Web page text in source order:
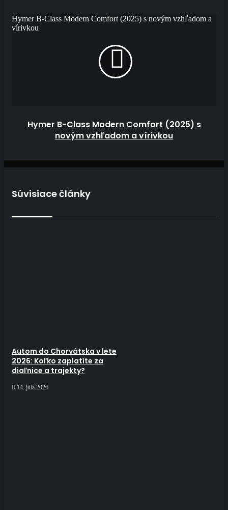
Hymer B-Class Modern Comfort (2025) s novým vzhľadom a
vírivkou
Hymer B-Class Modern Comfort (2025) s
novým vzhľadom a vírivkou
Súvisiace články
Autom do Chorvátska v lete
2026: Koľko zaplatíte za
diaľnice a trajekty?
14. júla 2026